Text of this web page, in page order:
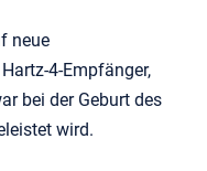
neue
4-Empfänger,
bei der Geburt des
wird.